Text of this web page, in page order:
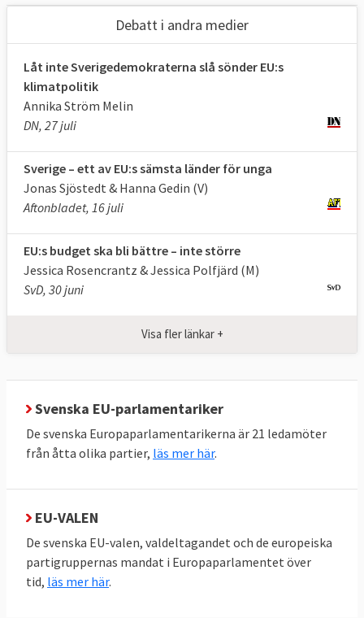
Att vara största parti i Europaparlamentet
ger både mer politiskt inflytande och
ekonomiskt stöd men också i praktiken
möjligheten att utse vem som ska få den
inflytelserika posten som EU-
kommissionens ordförande.
Åtta partigrupper i storleksordning
Moderaterna och Kristdemokraterna
S&D | Socialdemokrater
Socialdemokraterna
| Ytterhöger
Sverigedemokraterna
Förnya Europa | Liberaler
separatister
Miljöpartiet de gröna
GUE/NGL | Vänsterpartister
Debatt i andra medier
Låt inte Sverigedemokraterna slå sönder EU:s
klimatpolitik
Annika Ström Melin
DN, 27 juli
Sverige – ett av EU:s sämsta länder för unga
Jonas Sjöstedt & Hanna Gedin (V)
Aftonbladet, 16 juli
EU:s budget ska bli bättre – inte större
Jessica Rosencrantz & Jessica Polfjärd (M)
SvD, 30 juni
Visa fler länkar +
Svenska EU-parlamentariker
De svenska Europaparlamentarikerna är 21 ledamöter
från åtta olika partier, läs mer här.
EU-VALEN
De svenska EU-valen, valdeltagandet och de europeiska
partigruppernas mandat i Europaparlamentet över
tid, läs mer här.